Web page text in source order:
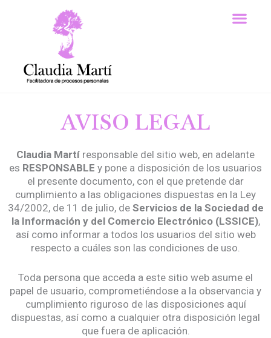
AVISO LEGAL
Claudia Martí responsable del sitio web, en adelante
es RESPONSABLE y pone a disposición de los usuarios
el presente documento, con el que pretende dar
cumplimiento a las obligaciones dispuestas en la Ley
34/2002, de 11 de julio, de Servicios de la Sociedad de
la Información y del Comercio Electrónico (LSSICE),
así como informar a todos los usuarios del sitio web
respecto a cuáles son las condiciones de uso.
Toda persona que acceda a este sitio web asume el
papel de usuario, comprometiéndose a la observancia y
cumplimiento riguroso de las disposiciones aquí
dispuestas, así como a cualquier otra disposición legal
que fuera de aplicación.